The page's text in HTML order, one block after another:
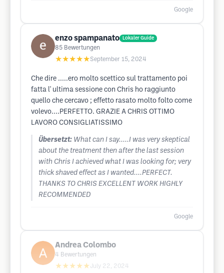
Google
enzo spampanato Lokaler Guide
85 Bewertungen
★★★★★September 15, 2024
Che dire .....ero molto scettico sul trattamento poi
fatta l' ultima sessione con Chris ho raggiunto
quello che cercavo ; effetto rasato molto folto come
volevo....PERFETTO. GRAZIE A CHRIS OTTIMO
LAVORO CONSIGLIATISSIMO
Übersetzt: What can I say.....I was very skeptical
about the treatment then after the last session
with Chris I achieved what I was looking for; very
thick shaved effect as I wanted....PERFECT.
THANKS TO CHRIS EXCELLENT WORK HIGHLY
RECOMMENDED
Google
Andrea Colombo
4 Bewertungen
★★★★★July 22, 2024